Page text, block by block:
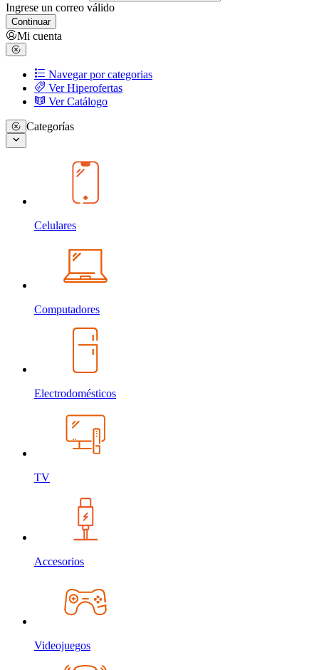
Ingrese un correo válido
Continuar
Mi cuenta
Navegar por categorias
Ver Hiperofertas
Ver Catálogo
Categorías
Celulares
Computadores
Electrodomésticos
TV
Accesorios
Videojuegos